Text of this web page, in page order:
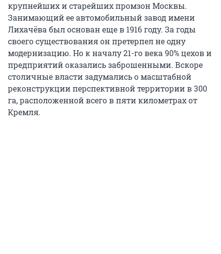
крупнейших и старейших промзон Москвы.
Занимающий ее автомобильный завод имени
Лихачёва был основан еще в 1916 году. За годы
своего существования он претерпел не одну
модернизацию. Но к началу 21-го века 90% цехов и
предприятий оказались заброшенными. Вскоре
столичные власти задумались о масштабной
реконструкции перспективной территории в 300
га, расположенной всего в пяти километрах от
Кремля.